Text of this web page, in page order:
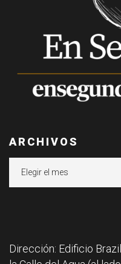
ARCHIVOS
Dirección: Edificio